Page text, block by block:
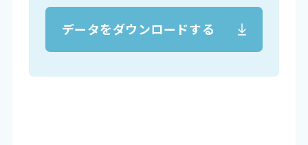
データをダウンロードする